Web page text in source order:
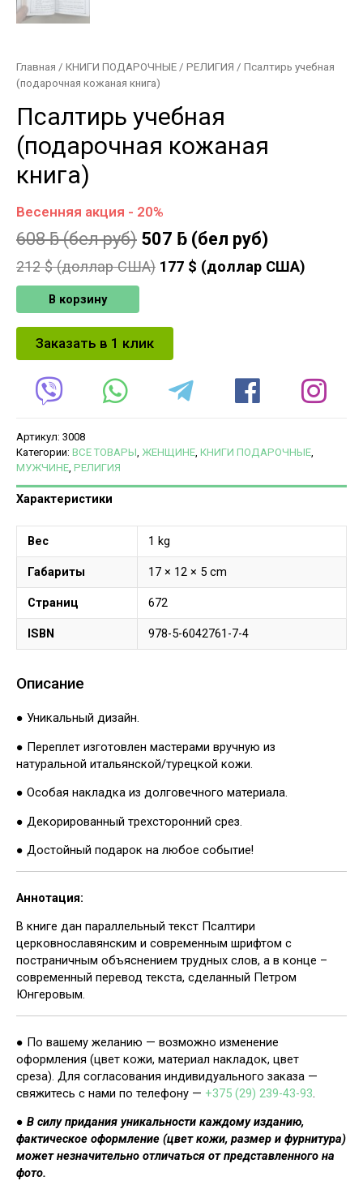
Главная / КНИГИ ПОДАРОЧНЫЕ / РЕЛИГИЯ / Псалтирь учебная
(подарочная кожаная книга)
Псалтирь учебная
(подарочная кожаная
книга)
Весенняя акция - 20%
608ƃ(бел руб) 507 ƃ (бел руб)
212$ (доллар США) 177 $ (доллар США)
В корзину
Заказать в 1 клик
Артикул: 3008
Категории: ВСЕ ТОВАРЫ, ЖЕНЩИНЕ, КНИГИ ПОДАРОЧНЫЕ,
МУЖЧИНЕ, РЕЛИГИЯ
Характеристики
Вес 1 kg
Габариты 17 × 12 × 5 cm
Страниц 672
ISBN 978-5-6042761-7-4
Описание
● Уникальный дизайн.
● Переплет изготовлен мастерами вручную из
натуральной итальянской/турецкой кожи.
● Особая накладка из долговечного материала.
● Декорированный трехсторонний срез.
● Достойный подарок на любое событие!
Аннотация:
В книге дан параллельный текст Псалтири
церковнославянским и современным шрифтом с
постраничным объяснением трудных слов, а в конце –
современный перевод текста, сделанный Петром
Юнгеровым.
● По вашему желанию — возможно изменение
оформления (цвет кожи, материал накладок, цвет
среза). Для согласования индивидуального заказа —
свяжитесь с нами по телефону — +375 (29) 239-43-93.
● В силу придания уникальности каждому изданию,
фактическое оформление (цвет кожи, размер и фурнитура)
может незначительно отличаться от представленного на
фото.